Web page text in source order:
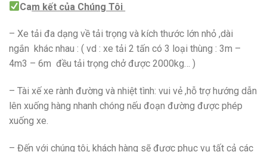
Cam kết của Chúng Tôi
– Xe tải đa dạng về tải trọng và kích thước lớn nhỏ ,dài
ngắn khác nhau : ( vd : xe tải 2 tấn có 3 loại thùng : 3m –
4m3 – 6m đều tải trọng chở được 2000kg… )
– Tài xế xe rành đường và nhiệt tình: vui vẻ ,hỗ trợ hướng dẫn
lên xuống hàng nhanh chóng nếu đoạn đường được phép
xuống xe.
– Đến với chúng tôi, khách hàng sẽ được phục vụ tất cả các